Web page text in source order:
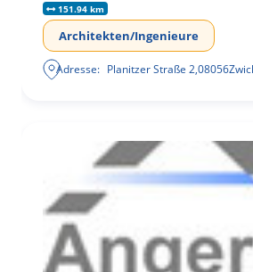
151.94 km
Architekten/Ingenieure
Adresse: Planitzer Straße 2,08056